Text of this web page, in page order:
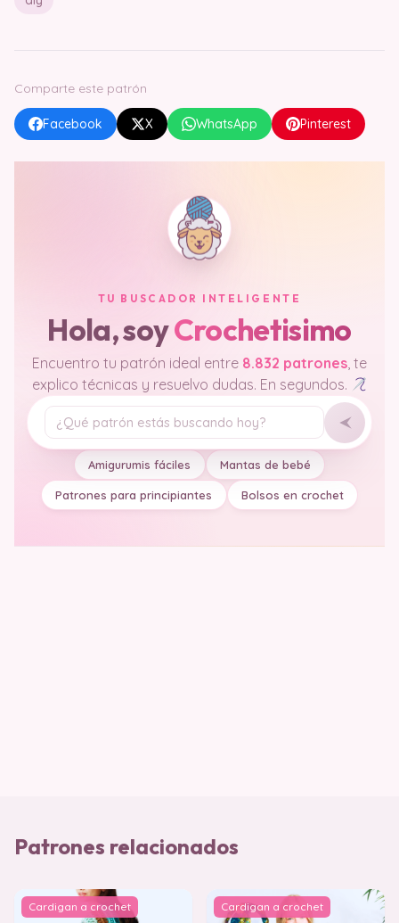
Comparte este patrón
Facebook X WhatsApp Pinterest
TU BUSCADOR INTELIGENTE
Hola, soyCrochetisimo
Encuentro tu patrón ideal entre 8.832 patrones, te
explico técnicas y resuelvo dudas. En segundos.
Tu pregunta
Amigurumis fáciles Mantas de bebé
Patrones para principiantes Bolsos en crochet
Patrones relacionados
Cardigan a crochet Cardigan a crochet